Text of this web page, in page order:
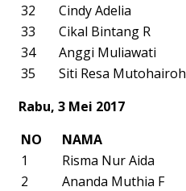
32
Cindy Adelia
33
Cikal Bintang R
34
Anggi Muliawati
35
Siti Resa Mutohairoh
Rabu, 3 Mei 2017
NO
NAMA
1
Risma Nur Aida
2
Ananda Muthia F